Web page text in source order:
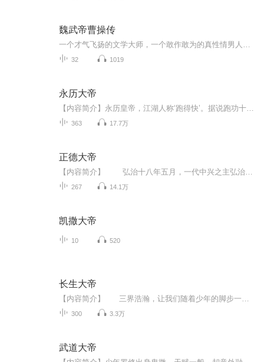
魏武帝曹操传
32 1019
永历大帝
363 17.7万
正德大帝
267 14.1万
凯撒大帝
10 520
长生大帝
300 3.3万
武道大帝